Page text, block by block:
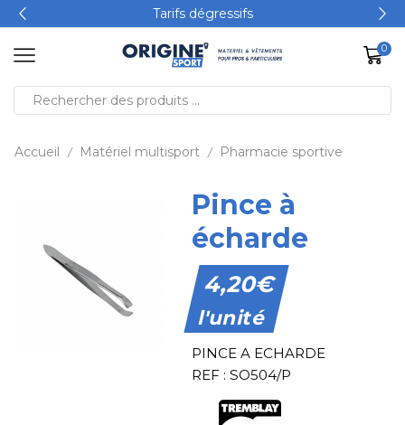
Tarifs dégressifs
0
Accueil / Matériel multisport / Pharmacie sportive
Pince à
écharde
4,20€
l'unité
PINCE A ECHARDE
REF : SO504/P